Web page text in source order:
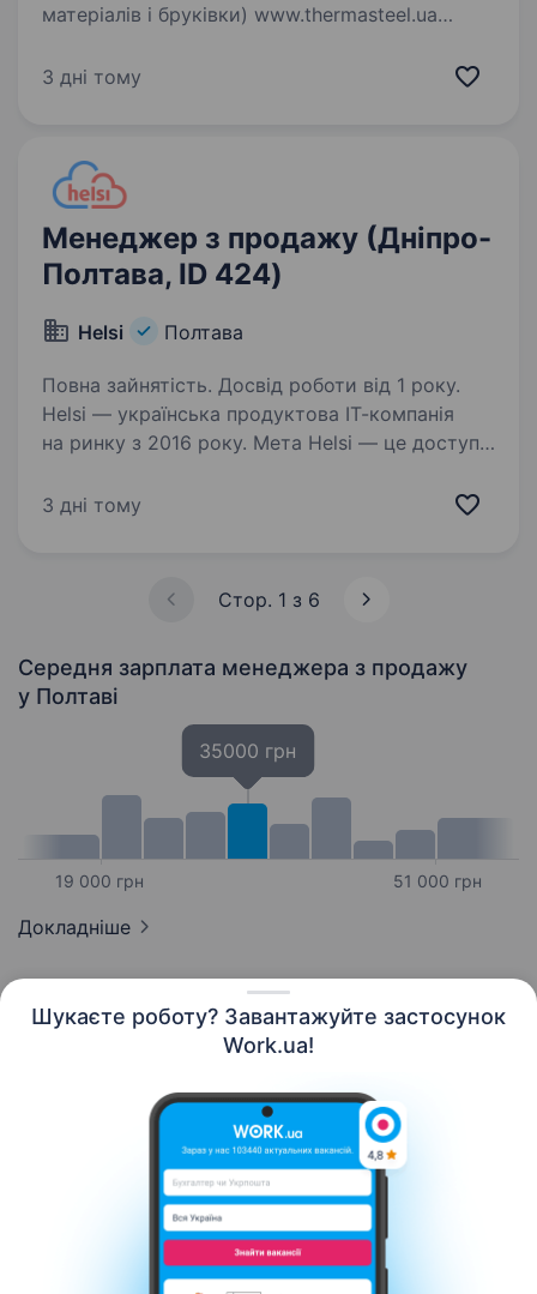
Шукаєте роботу? Завантажуйте застосунок
Work.ua!
матеріалів і бруківки) www.thermasteel.ua
Ми шукаємо відповідального, ініціативного
3 дні тому
Менеджер з продажу (Дніпро-
Полтава, ID 424)
Helsi Полтава
Повна зайнятість. Досвід роботи від 1 року.
Helsi — українська продуктова ІТ-компанія
на ринку з 2016 року. Мета Helsi — це доступ
дозволяє пацієнтам швидко та зручно
3 дні тому
Стор. 1 з 6
Середня зарплата менеджера з продажу
у Полтаві
19 000 грн
35000 грн
51 000 грн
Докладніше
Контакти Про нас Кар’єра